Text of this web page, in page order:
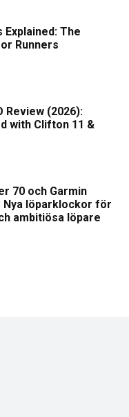
The
Runners
Review (2026):
with Clifton 11 &
70 och Garmin
Nya löparklockor för
ambitiösa löpare